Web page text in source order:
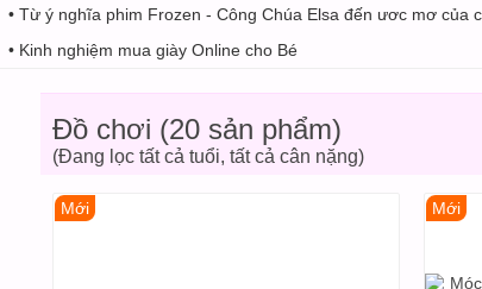
• Từ ý nghĩa phim Frozen - Công Chúa Elsa đến ươc mơ của
• Kinh nghiệm mua giày Online cho Bé
Đồ chơi (20 sản phẩm)
(Đang lọc tất cả tuổi, tất cả cân nặng)
Mới Mới